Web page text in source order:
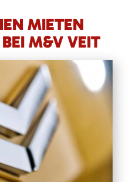
MIETEN
M&V VEIT